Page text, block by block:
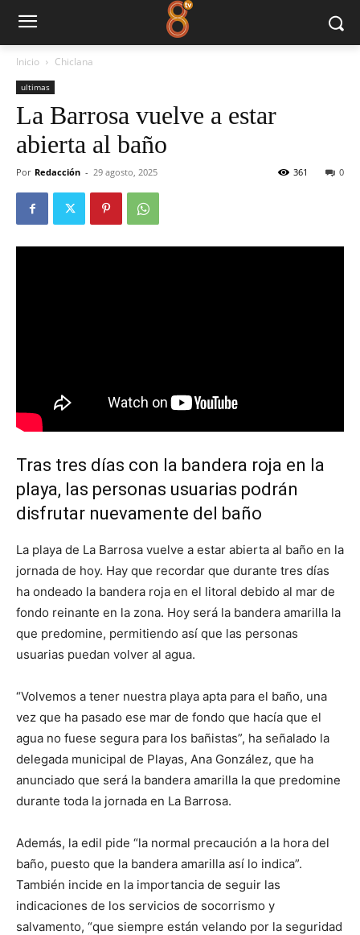
Inicio Chiclana
ultimas
La Barrosa vuelve a estar
abierta al baño
Por Redacción - 29 agosto, 2025 0
361
Tras tres días con la bandera roja en la
playa, las personas usuarias podrán
disfrutar nuevamente del baño
La playa de La Barrosa vuelve a estar abierta al baño en la
jornada de hoy. Hay que recordar que durante tres días
ha ondeado la bandera roja en el litoral debido al mar de
fondo reinante en la zona. Hoy será la bandera amarilla la
que predomine, permitiendo así que las personas
usuarias puedan volver al agua.
“Volvemos a tener nuestra playa apta para el baño, una
vez que ha pasado ese mar de fondo que hacía que el
agua no fuese segura para los bañistas”, ha señalado la
delegada municipal de Playas, Ana González, que ha
anunciado que será la bandera amarilla la que predomine
durante toda la jornada en La Barrosa.
Además, la edil pide “la normal precaución a la hora del
baño, puesto que la bandera amarilla así lo indica”.
También incide en la importancia de seguir las
indicaciones de los servicios de socorrismo y
salvamento, “que siempre están velando por la seguridad